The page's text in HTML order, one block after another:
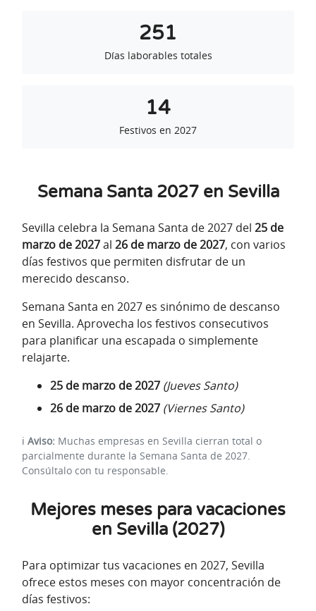
251
Días laborables totales
14
Festivos en 2027
Semana Santa 2027 en Sevilla
Sevilla celebra la Semana Santa de 2027 del 25 de
marzo de 2027al 26 de marzo de 2027, con varios
días festivos que permiten disfrutar de un
merecido descanso.
Semana Santa en 2027 es sinónimo de descanso
en Sevilla. Aprovecha los festivos consecutivos
para planificar una escapada o simplemente
relajarte.
25 de marzo de 2027 (Jueves Santo)
26 de marzo de 2027 (Viernes Santo)
ℹ️ Aviso: Muchas empresas en Sevilla cierran total o
parcialmente durante la Semana Santa de 2027.
Consúltalo con tu responsable.
Mejores meses para vacaciones
en Sevilla (2027)
Para optimizar tus vacaciones en 2027, Sevilla
ofrece estos meses con mayor concentración de
días festivos: